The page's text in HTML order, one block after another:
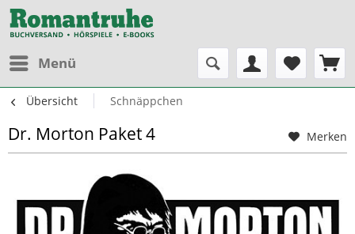
Menü
Übersicht Schnäppchen
Merken
Dr. Morton Paket 4